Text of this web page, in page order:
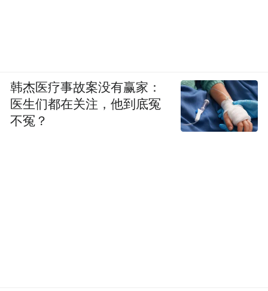
韩杰医疗事故案没有赢家：
医生们都在关注，他到底冤
不冤？